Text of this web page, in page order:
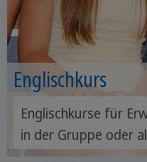
Englischkurs
Englischkurse für
in der Gruppe oder